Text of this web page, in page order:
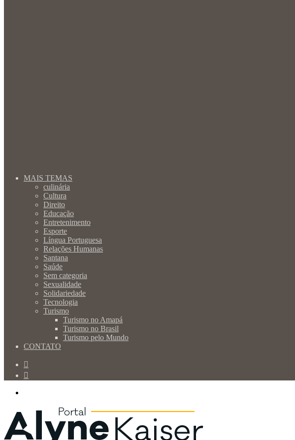
MAIS TEMAS
culinária
Cultura
Direito
Educação
Entretenimento
Esporte
Língua Portuguesa
Relações Humanas
Santana
Saúde
Sem categoria
Sexualidade
Solidariedade
Tecnologia
Turismo
Turismo no Amapá
Turismo no Brasil
Turismo pelo Mundo
CONTATO
skin